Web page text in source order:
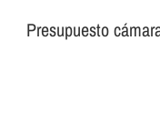
Presupuesto